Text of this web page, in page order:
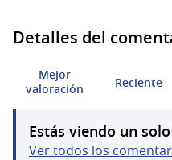
Detalles del
Mejor
valoración
Reciente
Estás viendo un
Ver todos los